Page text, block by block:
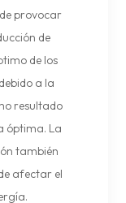
provocar
de
de los
a la
resultado
óptima. La
también
afectar el